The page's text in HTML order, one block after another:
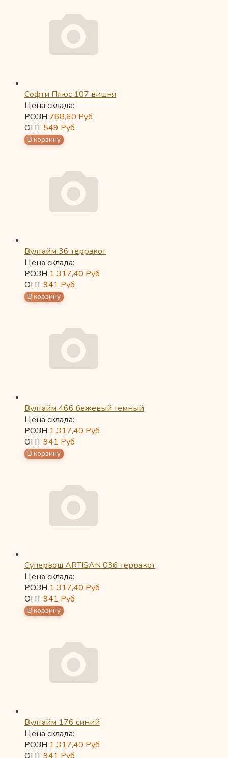
Софти Плюс 107 вишня
Цена склада:
РОЗН 768,60 Руб
ОПТ549 Руб
Вултайм 36 терракот
Цена склада:
РОЗН 1 317,40 Руб
ОПТ941 Руб
Вултайм 466 бежевый темный
Цена склада:
РОЗН 1 317,40 Руб
ОПТ941 Руб
Супервош ARTISAN 036 терракот
Цена склада:
РОЗН 1 317,40 Руб
ОПТ941 Руб
Вултайм 176 синий
Цена склада:
РОЗН 1 317,40 Руб